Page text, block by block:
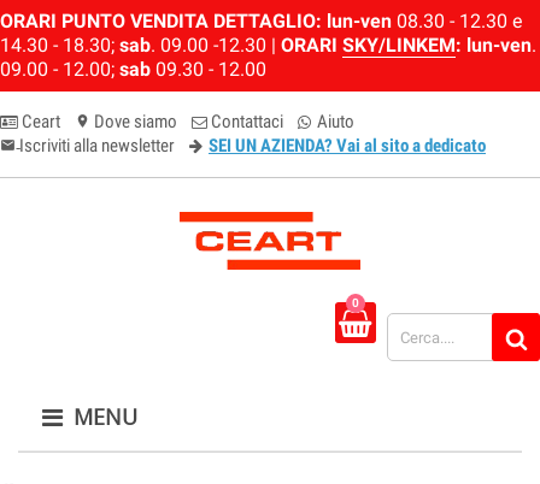
ORARI PUNTO VENDITA DETTAGLIO: lun-ven 08.30 - 12.30 e
14.30 - 18.30; sab. 09.00 -12.30 | ORARI SKY/LINKEM: lun-ven.
09.00 - 12.00; sab 09.30 - 12.00
Ceart location_on Dove siamo Contattaci Aiuto
email-newsletter
Iscriviti alla newsletter SEI UN AZIENDA? Vai al sito a dedicato
0
MENU